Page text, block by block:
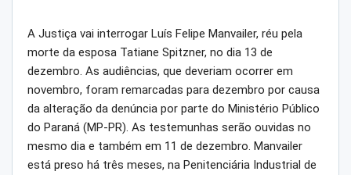
A Justiça vai interrogar Luís Felipe Manvailer, réu pela
morte da esposa Tatiane Spitzner, no dia 13 de
dezembro. As audiências, que deveriam ocorrer em
novembro, foram remarcadas para dezembro por causa
da alteração da denúncia por parte do Ministério Público
do Paraná (MP-PR). As testemunhas serão ouvidas no
mesmo dia e também em 11 de dezembro. Manvailer
está preso há três meses, na Penitenciária Industrial de